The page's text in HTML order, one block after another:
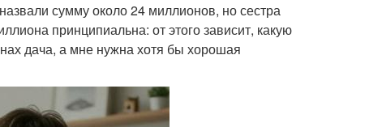
сумму около 24 миллионов, но сестра
принципиальна: от этого зависит, какую
дача, а мне нужна хотя бы хорошая